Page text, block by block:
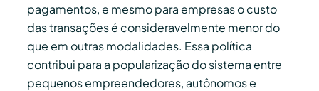
pagamentos, e mesmo para empresas o custo
das transações é consideravelmente menor do
que em outras modalidades. Essa política
contribui para a popularização do sistema entre
pequenos empreendedores, autônomos e